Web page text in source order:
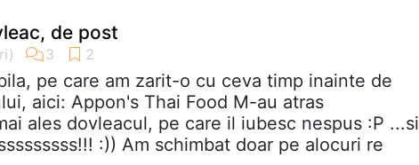
de post
pe care am zarit-o cu ceva timp inainte de
aici: Appon's Thai Food M-au atras
ales dovleacul, pe care il iubesc nespus :P ...si
:)) Am schimbat doar pe alocuri re